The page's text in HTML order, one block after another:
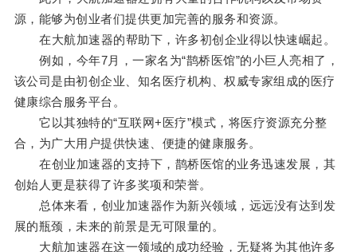
源，能够为创业者们提供更加完善的服务和资源。
在大航加速器的帮助下，许多初创企业得以快速崛起。
例如，今年7月，一家名为“鹊桥医馆”的小巨人亮相了，
该公司是由初创企业、知名医疗机构、权威专家组成的医疗
健康综合服务平台。
它以其独特的“互联网+医疗”模式，将医疗资源充分整
合，为广大用户提供快速、便捷的健康服务。
在创业加速器的支持下，鹊桥医馆的业务迅速发展，其
创始人更是获得了许多奖项和荣誉。
总体来看，创业加速器作为新兴领域，远远没有达到发
展的瓶颈，未来的前景是无可限量的。
大航加速器在这一领域的成功经验，无疑将为其他许多